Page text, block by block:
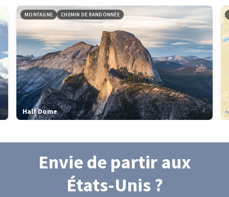
Leaflet|données ©OpenStreetMap/ODbL - renduOSM France
MONTAGNE CHEMIN DE RANDONNÉE
Half Dome
Envie de partir aux
États-Unis?